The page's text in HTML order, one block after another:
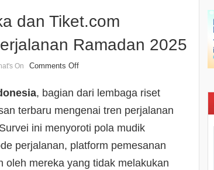
dan Tiket.com
Ramadan 2025
On Comments Off
, bagian dari lembaga riset
terbaru mengenai tren perjalanan
ini menyoroti pola mudik
perjalanan, platform pemesanan
oleh mereka yang tidak melakukan